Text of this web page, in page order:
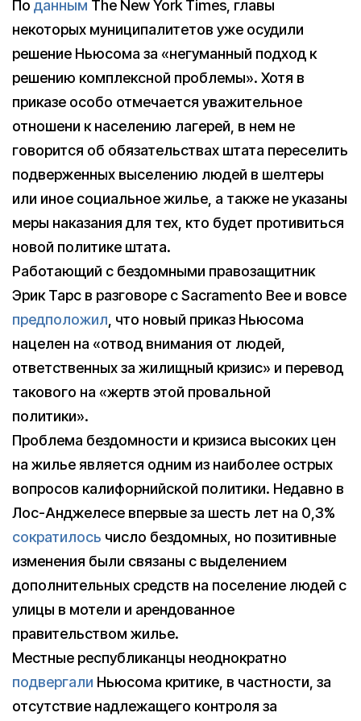
По данным The New York Times, главы
некоторых муниципалитетов уже осудили
решение Ньюсома за «негуманный подход к
решению комплексной проблемы». Хотя в
приказе особо отмечается уважительное
отношени к населению лагерей, в нем не
говорится об обязательствах штата переселить
подверженных выселению людей в шелтеры
или иное социальное жилье, а также не указаны
меры наказания для тех, кто будет противиться
новой политике штата.
Работающий с бездомными правозащитник
Эрик Тарс в разговоре с Sacramento Bee и вовсе
предположил, что новый приказ Ньюсома
нацелен на «отвод внимания от людей,
ответственных за жилищный кризис» и перевод
такового на «жертв этой провальной
политики».
Проблема бездомности и кризиса высоких цен
на жилье является одним из наиболее острых
вопросов калифорнийской политики. Недавно в
Лос-Анджелесе впервые за шесть лет на 0,3%
сократилось число бездомных, но позитивные
изменения были связаны с выделением
дополнительных средств на поселение людей с
улицы в мотели и арендованное
правительством жилье.
Местные республиканцы неоднократно
подвергали Ньюсома критике, в частности, за
отсутствие надлежащего контроля за